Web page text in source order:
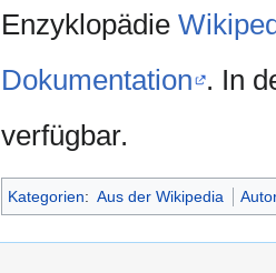
Enzyklopädie
Dokumentation . In
verfügbar.
Kategorien: Aus der Wikipedia